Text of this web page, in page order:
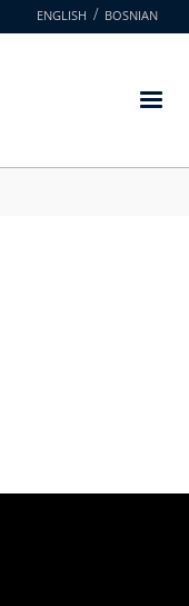
ENGLISH BOSNIAN